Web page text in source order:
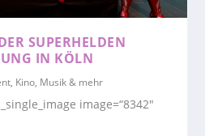
SUPERHELDEN
IN KÖLN
Kino, Musik & mehr
image=“8342″